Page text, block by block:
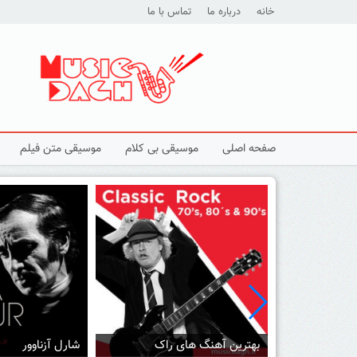
خانه درباره ما تماس با ما
صفحه اصلی موسیقی بی کلام موسیقی متن فیلم
شارل آزناوور لائورا پائوزینی